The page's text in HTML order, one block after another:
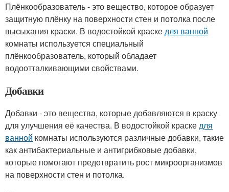
Плёнкообразователь - это вещество, которое образует
защитную плёнку на поверхности стен и потолка после
высыхания краски. В водостойкой краскедля ванной
комнаты используется специальный
плёнкообразователь, который обладает
водоотталкивающими свойствами.
Добавки
Добавки - это вещества, которые добавляются в краску
для улучшения её качества. В водостойкой краскедля
ванной комнаты используются различные добавки, такие
как антибактериальные и антигрибковые добавки,
которые помогают предотвратить рост микроорганизмов
на поверхности стен и потолка.